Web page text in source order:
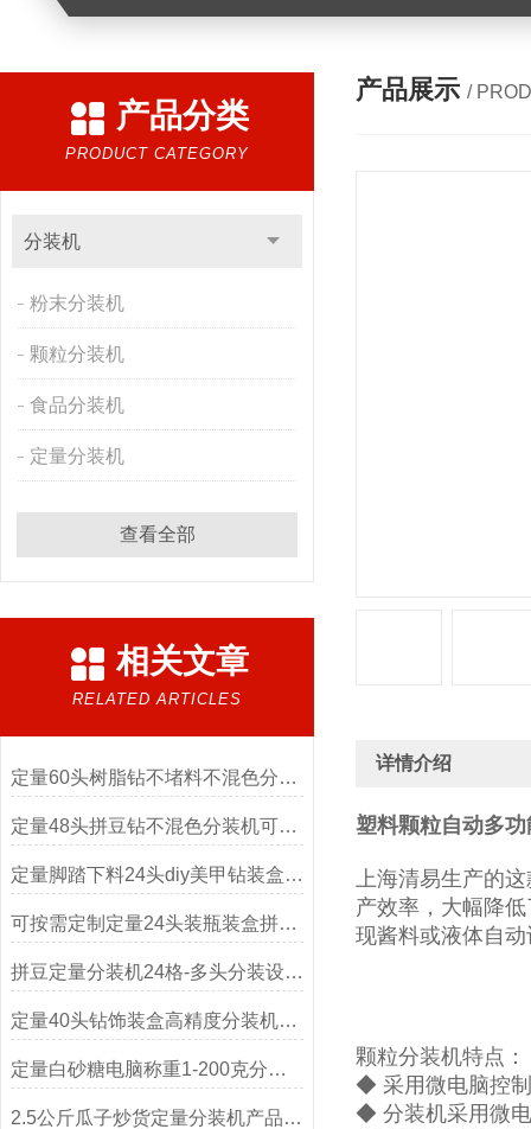
产品分类
PRODUCT CATEGORY
分装机
粉末分装机
颗粒分装机
食品分装机
定量分装机
查看全部
相关文章
RELATED ARTICLES
定量60头树脂钻不堵料不混色分装机
定量48头拼豆钻不混色分装机可按需定制
定量脚踏下料24头diy美甲钻装盒分装机厂家
可按需定制定量24头装瓶装盒拼豆分装机厂家
拼豆定量分装机24格-多头分装设备可非标定制
定量40头钻饰装盒高精度分装机生产厂家
定量白砂糖电脑称重1-200克分装机
2.5公斤瓜子炒货定量分装机产品简介
产品展示 /
详情介绍
塑料颗粒自动多
上海清易生产的
产效率，大幅降
现酱料或液体自
颗粒分装机特点：
◆ 采用微电脑控
◆ 分装机采用微